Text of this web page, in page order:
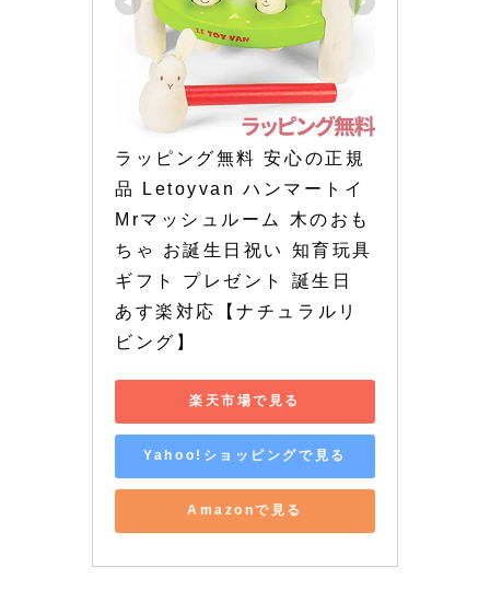
ラッピング無料 安心の正規
品 Letoyvan ハンマートイ
Mrマッシュルーム 木のおも
ちゃ お誕生日祝い 知育玩具
ギフト プレゼント 誕生日
あす楽対応【ナチュラルリ
ビング】
楽天市場で見る
Yahoo!ショッピングで見る
Amazonで見る